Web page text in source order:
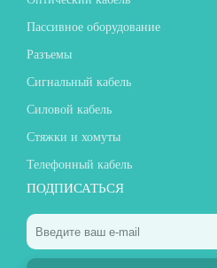
Пассивное оборудование
Разъемы
Сигнальный кабель
Силовой кабель
Стяжки и хомуты
Телефонный кабель
ПОДПИСАТЬСЯ